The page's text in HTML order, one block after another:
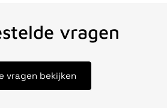
vragen
vragen bekijken